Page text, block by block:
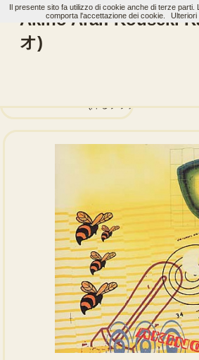
Akino Arai: Kouseki
オ)
Furu Platinum (降るプラチナ)
Il presente sito fa utilizzo di cookie anche di terze parti.
comporta l'accettazione dei cookie.
Ulteriori